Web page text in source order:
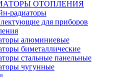
ОТОПЛЕНИЯ
радиаторы
для приборов
алюминиевые
биметаллические
стальные панельные
чугунные